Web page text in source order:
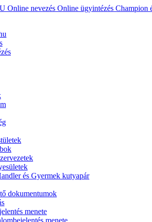
Online nevezés Online ügyintézés Champion
és Gyermek kutyapár
dokumentumok
menete
menete